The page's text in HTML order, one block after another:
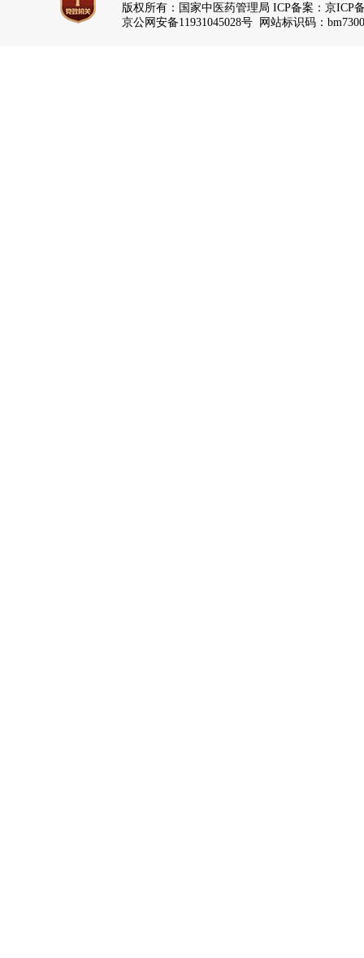
版权所有：国家中医药管理局 ICP备案： 京ICP
京公网安备11931045028号 网站标识码：